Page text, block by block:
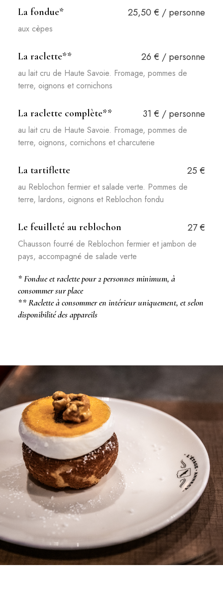
La fondue* 25,50 € / personne
aux cèpes
La raclette** 26 € / personne
au lait cru de Haute Savoie. Fromage, pommes de
terre, oignons et cornichons
La raclette complète** 31 € / personne
au lait cru de Haute Savoie. Fromage, pommes de
terre, oignons, cornichons et charcuterie
La tartiflette 25 €
au Reblochon fermier et salade verte. Pommes de
terre, lardons, oignons et Reblochon fondu
Le feuilleté au reblochon 27 €
Chausson fourré de Reblochon fermier et jambon de
pays, accompagné de salade verte
* Fondue et raclette pour 2 personnes minimum, à
consommer sur place
** Raclette à consommer en intérieur uniquement, et selon
disponibilité des appareils